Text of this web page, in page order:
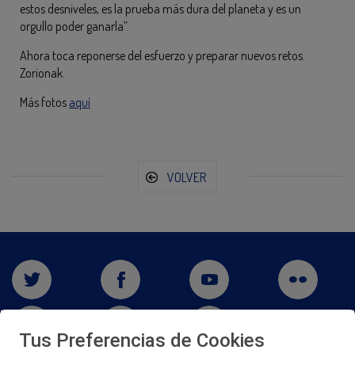
estos desniveles, es la prueba más dura del planeta y es un
orgullo poder ganarla”.
Ahora toca reponerse del esfuerzo y preparar nuevos retos.
Zorionak.
Más fotos aquí
VOLVER
Tus Preferencias de Cookies